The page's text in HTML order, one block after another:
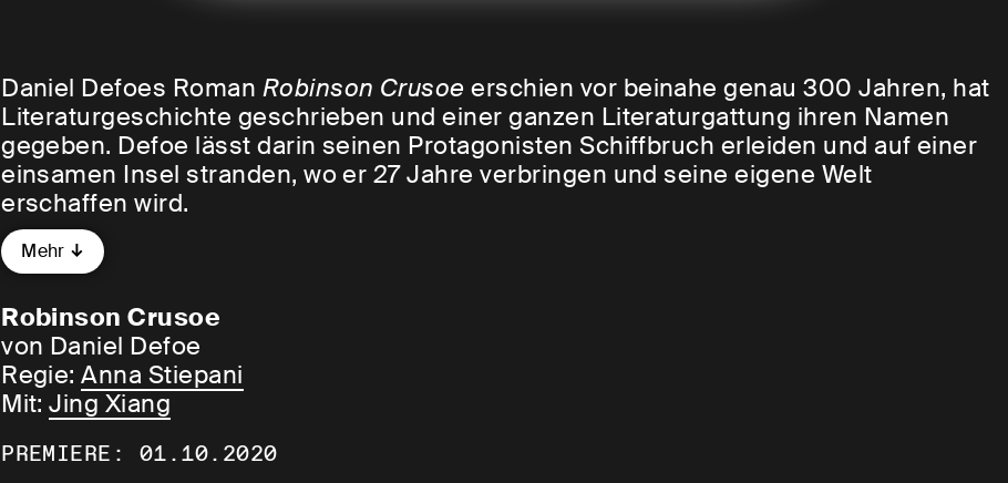
Daniel Defoes Roman Robinson Crusoe erschien vor beinahe genau 300 Jahren, hat
Literaturgeschichte geschrieben und einer ganzen Literaturgattung ihren Namen
gegeben. Defoe lässt darin seinen Protagonisten Schiffbruch erleiden und auf einer
einsamen Insel stranden, wo er 27 Jahre verbringen und seine eigene Welt
erschaffen wird.
Angesichts der Corona-Pandemie erkennt man bei der Lektüre von
Robinson und dem Virus) als auch dem des Eingeschlossenseins: Der Schiffbruch
wird zum Lockdown, zur Zäsur, zum Neubeginn.
Die junge Regisseurin Anna Stiepani hat bereits im Juni 2020 mit dem Projekt ►
Welt unternommen. Nun setzt sie ihre Auseinandersetzung mit
Mehr
Robinson Crusoe
von Daniel Defoe
Regie:Anna Stiepani
Mit:Jing Xiang
PREMIERE: 01.10.2020